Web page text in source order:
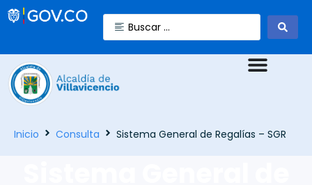
Inicio Consulta Sistema General de Regalías – SGR